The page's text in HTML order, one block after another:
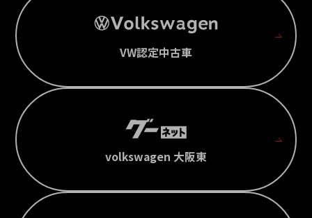
VW認定中古車
volkswagen 大阪東